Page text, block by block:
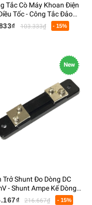
Tắc Cò Máy Khoan Điện
Tốc - Công Tắc Đảo
Kèm Đèn LED - Thay Thế
Khoan Cầm Tay
103.333₫ - 15%
New
Trở Shunt Đo Dòng DC
- Shunt Ampe Kế Dòng
- Điện Trở Chia Dòng Cho
216.667₫ - 15%